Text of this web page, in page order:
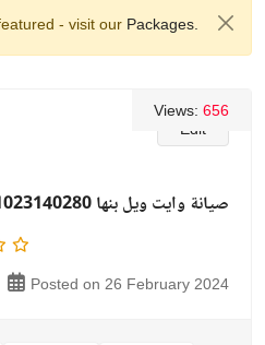
- visit our Packages.
Edit
Views: 656
صيانة وايت ويل بنها 01023140280
Posted on 26 February 2024